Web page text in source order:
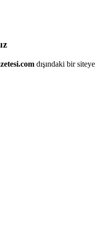
dışındaki bir siteye